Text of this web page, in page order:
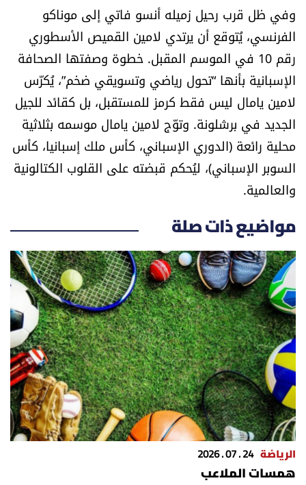
وفي ظل قرب رحيل زميله أنسو فاتي إلى موناكو
الفرنسي، يُتوقع أن يرتدي لامين القميص الأسطوري
رقم 10 في الموسم المقبل. خطوة وصفتها الصحافة
الإسبانية بأنها “تحول رياضي وتسويقي ضخم”، يُكرّس
لامين يامال ليس فقط كرمز للمستقبل، بل كقائد للجيل
الجديد في برشلونة. وتوّج لامين يامال موسمه بثلاثية
محلية رائعة (الدوري الإسباني، كأس ملك إسبانيا، كأس
السوبر الإسباني)، ليُحكم قبضته على القلوب الكتالونية
والعالمية.
مواضيع ذات صلة
الرياضة 24 . 07 . 2026
همسات الملاعب